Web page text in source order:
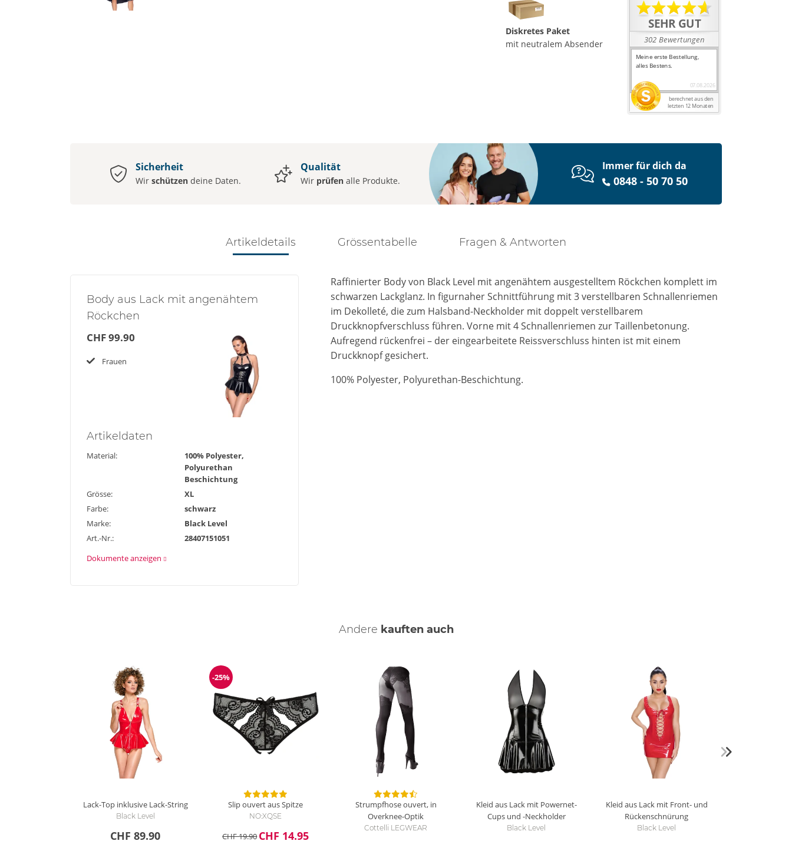
Diskretes Paket
mit neutralem Absender
Sicherheit
Wir schützendeine Daten.
Qualität
Wir prüfen alle Produkte.
Immer für dich da
0848 - 50 70 50
Artikeldetails Grössentabelle Fragen & Antworten
Body aus Lack mit angenähtem
Röckchen
CHF 99.90
Frauen
Artikeldaten
Material:
100% Polyester,
Polyurethan
Beschichtung
Grösse:
XL
Farbe:
schwarz
Marke:
Black Level
Art.-Nr.:
28407151051
Dokumente anzeigen
Raffinierter Body von Black Level mit angenähtem ausgestelltem Röckchen komplett im
schwarzen Lackglanz. In figurnaher Schnittführung mit 3 verstellbaren Schnallenriemen
im Dekolleté, die zum Halsband-Neckholder mit doppelt verstellbarem
Druckknopfverschluss führen. Vorne mit 4 Schnallenriemen zur Taillenbetonung.
Aufregend rückenfrei – der eingearbeitete Reissverschluss hinten ist mit einem
Druckknopf gesichert.
100% Polyester, Polyurethan-Beschichtung.
Andere kauften auch
Lack-Top inklusive Lack-String
Black Level
CHF 89.90
Reduzierung
-25%
Slip ouvert aus Spitze
NO:XQSE
CHF 19.90 CHF 14.95
Strumpfhose ouvert, in
Overknee-Optik
Cottelli LEGWEAR
Kleid aus Lack mit Powernet-
Cups und -Neckholder
Black Level
Kleid aus Lack mit Front- und
Rückenschnürung
Black Level